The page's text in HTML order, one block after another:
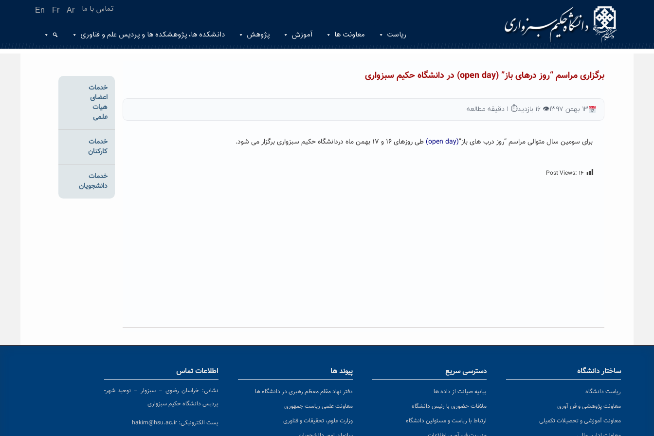
En Fr Ar تماس با ما
ریاست معاونت ها آموزش پژوهش دانشکده ها، پژوهشکده ها و پردیس علم و فناوری
برگزاری مراسم “روز درهای باز” (open day) در دانشگاه حکیم سبزواری
۱۳ بهمن ۱۳۹۷ 👁 ۱۶ بازدید ⏱ ۱ دقیقه مطالعه
برای سومین سال متوالی مراسم “روز درب های باز”(open day) طی روزهای ۱۶ و ۱۷ بهمن ماه دردانشگاه حکیم سبزواری برگزار می شود.
Post Views: ۱۶
خدمات
اعضای
هیات
علمی
خدمات
کارکنان
خدمات
دانشجویان
ساختار دانشگاه
ریاست دانشگاه
معاونت پژوهشی و فن آوری
معاونت آموزشی و تحصیلات تکمیلی
دسترسی سریع
بیانیه صیانت از داده ها
ملاقات حضوری با رئیس دانشگاه
ارتباط با ریاست و مسئولین دانشگاه
پیوند ها
دفتر نهاد مقام معظم رهبری در دانشگاه ها
معاونت علمی ریاست جمهوری
وزارت علوم، تحقیقات و فناوری
اطلاعات تماس
نشانی: خراسان رضوی – سبزوار – توحید شهر-
پردیس دانشگاه حکیم سبزواری
پست الکترونیکی: hakim@hsu.ac.ir